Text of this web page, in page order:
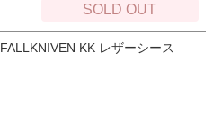
SOLD OUT
FALLKNIVEN KK レザーシース